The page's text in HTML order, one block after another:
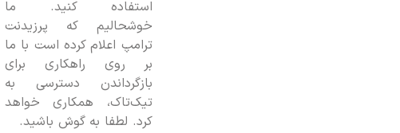
استفاده کنید. ما
خوشحالیم که پرزیدنت
ترامپ اعلام کرده است با ما
بر روی راهکاری برای
بازگرداندن دسترسی به
تیک‌تاک، همکاری خواهد
کرد. لطفا به گوش باشید.